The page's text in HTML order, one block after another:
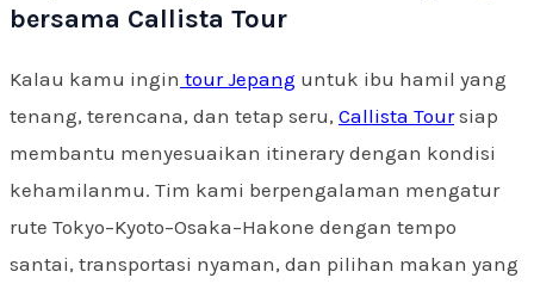
bersama Callista Tour
Kalau kamu ingin tour Jepang untuk ibu hamil yang
tenang, terencana, dan tetap seru, Callista Toursiap
membantu menyesuaikan itinerary dengan kondisi
kehamilanmu. Tim kami berpengalaman mengatur
rute Tokyo–Kyoto–Osaka–Hakone dengan tempo
santai, transportasi nyaman, dan pilihan makan yang